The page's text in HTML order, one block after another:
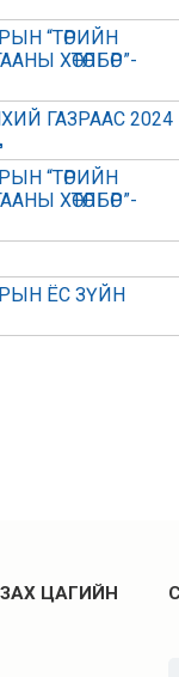
“ТӨРИЙН
ХӨТӨЛБӨР”-
ГАЗРААС 2024
“ТӨРИЙН
ХӨТӨЛБӨР”-
ЁС ЗҮЙН
ЦАГИЙН